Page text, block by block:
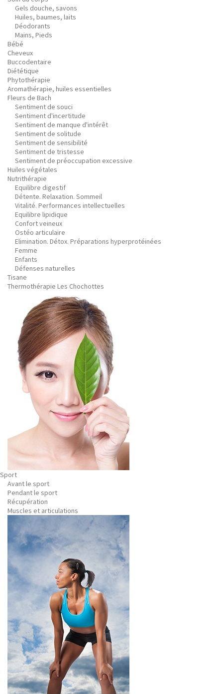
Gels douche, savons
Huiles, baumes, laits
Déodorants
Mains, Pieds
Bébé
Cheveux
Buccodentaire
Diététique
Phytothérapie
Aromathérapie, huiles essentielles
Fleurs de Bach
Sentiment de souci
Sentiment d'incertitude
Sentiment de manque d'intérêt
Sentiment de solitude
Sentiment de sensibilité
Sentiment de tristesse
Sentiment de préoccupation excessive
Huiles végétales
Nutrithérapie
Equilibre digestif
Détente. Relaxation. Sommeil
Vitalité. Performances intellectuelles
Equilibre lipidique
Confort veineux
Ostéo articulaire
Elimination. Détox. Préparations hyperprotéinées
Femme
Enfants
Défenses naturelles
Tisane
Thermothérapie Les Chochottes
Sport
Avant le sport
Pendant le sport
Récupération
Muscles et articulations